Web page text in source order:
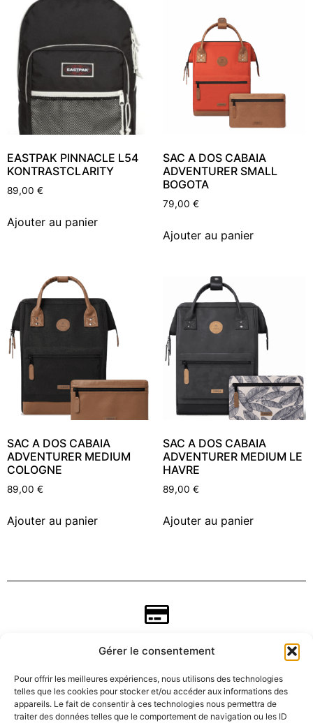
Gérer le consentement
Pour offrir les meilleures expériences, nous utilisons des technologies
telles que les cookies pour stocker et/ou accéder aux informations des
appareils. Le fait de consentir à ces technologies nous permettra de
traiter des données telles que le comportement de navigation ou les ID
EASTPAK PINNACLE L54
KONTRASTCLARITY
89,00 €
Ajouter au panier
SAC A DOS CABAIA
ADVENTURER SMALL
BOGOTA
79,00 €
Ajouter au panier
SAC A DOS CABAIA
ADVENTURER MEDIUM
COLOGNE
89,00 €
Ajouter au panier
SAC A DOS CABAIA
ADVENTURER MEDIUM LE
HAVRE
89,00 €
Ajouter au panier